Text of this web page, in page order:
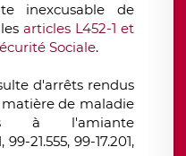
inexcusable de
articles L452-1 et
Sociale.
d'arrêts rendus
de maladie
à l'amiante
21.555, 99-17.201,